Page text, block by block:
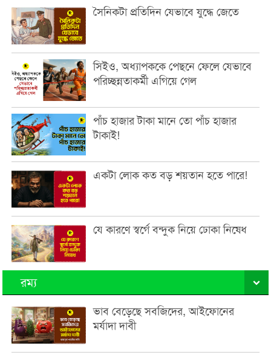
সৈনিকটা প্রতিদিন যেভাবে যুদ্ধে জেতে
সিইও, অধ্যাপককে পেছনে ফেলে যেভাবে
পরিচ্ছন্নতাকর্মী এগিয়ে গেল
পাঁচ হাজার টাকা মানে তো পাঁচ হাজার
টাকাই!
একটা লোক কত বড় শয়তান হতে পারে!
যে কারণে স্বর্গে বন্দুক নিয়ে ঢোকা নিষেধ
রম্য
ভাব বেড়েছে সবজিদের, আইফোনের
মর্যাদা দাবী